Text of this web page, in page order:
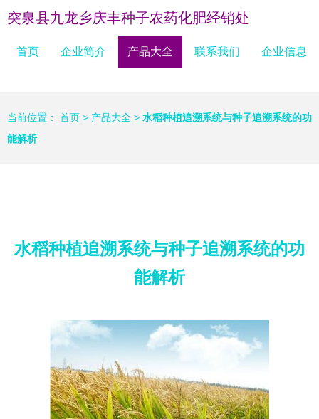
突泉县九龙乡庆丰种子农药化肥经销处
首页 企业简介 产品大全 联系我们 企业信息
当前位置： 首页 > 产品大全 > 水稻种植追溯系统与种子追溯系统的功
能解析
水稻种植追溯系统与种子追溯系统的功
能解析